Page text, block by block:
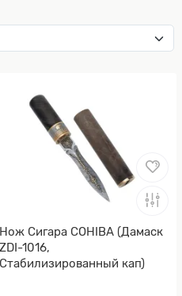
Нож Сигара COHIBA (Дамаск
ZDI-1016,
Стабилизированный кап)